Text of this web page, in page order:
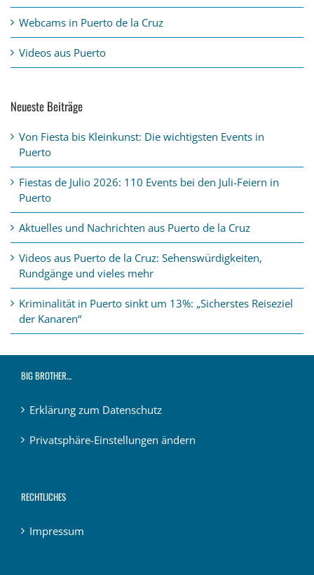
Webcams in Puerto de la Cruz
Videos aus Puerto
Neueste Beiträge
Von Fiesta bis Kleinkunst: Die wichtigsten Events in
Puerto
Fiestas de Julio 2026: 110 Events bei den Juli-Feiern in
Puerto
Aktuelles und Nachrichten aus Puerto de la Cruz
Videos aus Puerto de la Cruz: Sehenswürdigkeiten,
Rundgänge und vieles mehr
Kriminalität in Puerto sinkt um 13%: „Sicherstes Reiseziel
der Kanaren“
BIG BROTHER…
Erklärung zum Datenschutz
Privatsphäre-Einstellungen ändern
RECHTLICHES
Impressum